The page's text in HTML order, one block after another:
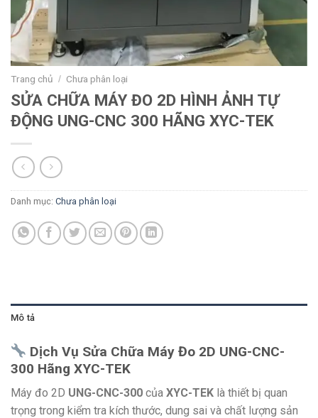
Trang chủ / Chưa phân loại
SỬA CHỮA MÁY ĐO 2D HÌNH ẢNH TỰ
ĐỘNG UNG-CNC 300 HÃNG XYC-TEK
Danh mục: Chưa phân loại
Mô tả
Dịch Vụ Sửa Chữa Máy Đo 2D UNG-CNC-
300 Hãng XYC-TEK
Máy đo 2D UNG-CNC-300 của XYC-TEK là thiết bị quan
trọng trong kiểm tra kích thước, dung sai và chất lượng sản